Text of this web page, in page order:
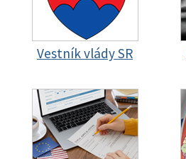
Vestník vlády SR